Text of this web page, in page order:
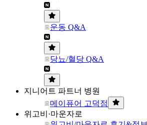
운동 Q&A
당뇨/혈당 Q&A
지니어트 파트너 병원
메이퓨어 고덕점
위고비·마운자로